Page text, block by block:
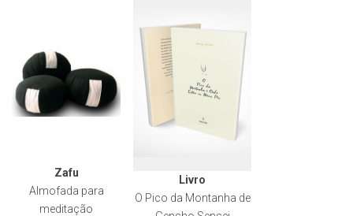
Zafu
Almofada para
meditação
Livro
O Pico da Montanha de